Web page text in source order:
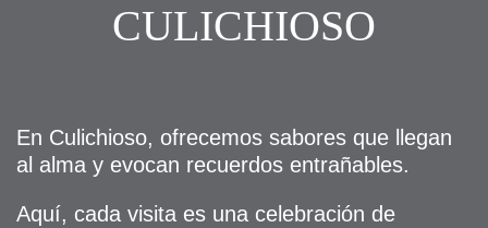
CULICHIOSO
En Culichioso, ofrecemos sabores que llegan
al alma y evocan recuerdos entrañables.
Aquí, cada visita es una celebración de